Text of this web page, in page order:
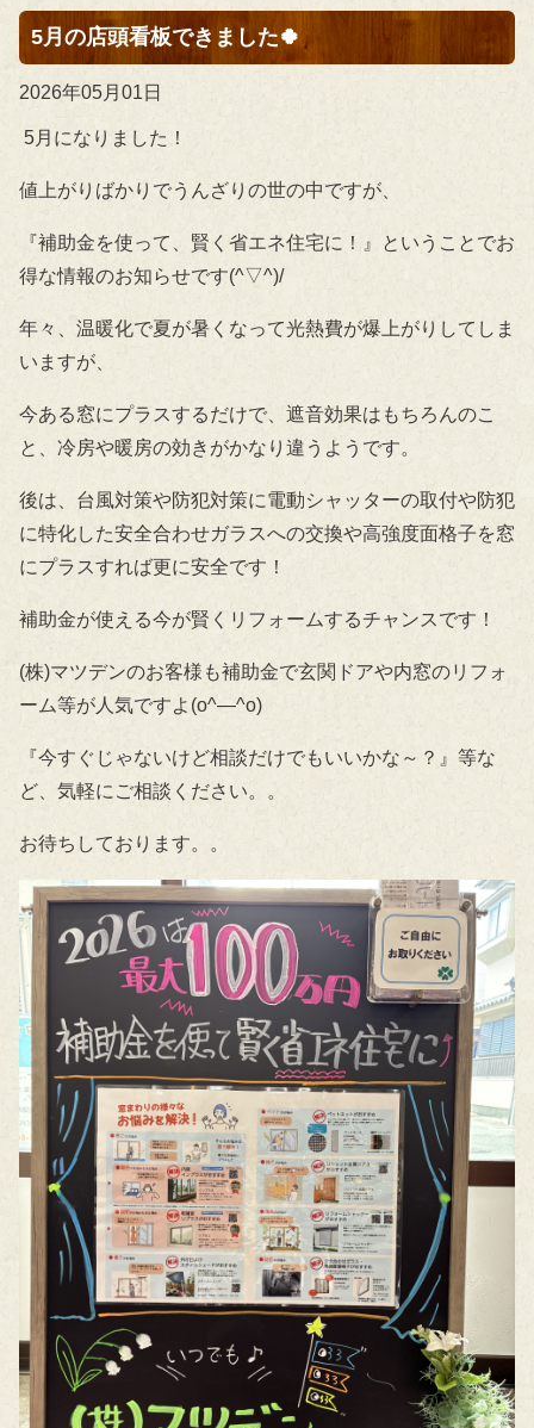
5月の店頭看板できました🍀
2026年05月01日
5月になりました！
値上がりばかりでうんざりの世の中ですが、
『補助金を使って、賢く省エネ住宅に！』ということでお
得な情報のお知らせです(^▽^)/
年々、温暖化で夏が暑くなって光熱費が爆上がりしてしま
いますが、
今ある窓にプラスするだけで、遮音効果はもちろんのこ
と、冷房や暖房の効きがかなり違うようです。
後は、台風対策や防犯対策に電動シャッターの取付や防犯
に特化した安全合わせガラスへの交換や高強度面格子を窓
にプラスすれば更に安全です！
補助金が使える今が賢くリフォームするチャンスです！
(株)マツデンのお客様も補助金で玄関ドアや内窓のリフォ
ーム等が人気ですよ(o^―^o)
『今すぐじゃないけど相談だけでもいいかな～？』等な
ど、気軽にご相談ください。。
お待ちしております。。